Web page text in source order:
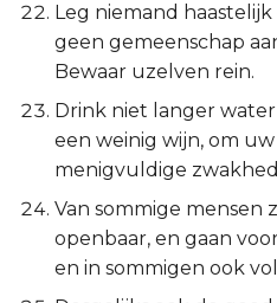
Maleáchi
Leg niemand
geen gemeenschap
Bewaar uzelven rein.
Drink niet langer
een weinig wijn, om
menigvuldige
Van sommige mensen
openbaar, en gaan
en in sommigen ook